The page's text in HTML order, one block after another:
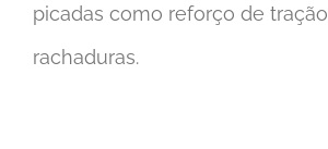
picadas como reforço de
rachaduras.